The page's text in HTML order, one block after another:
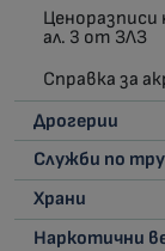
Ценоразписи
ал. 3 от ЗЛЗ
Справка за
Дрогерии
Служби по
Храни
Наркотични